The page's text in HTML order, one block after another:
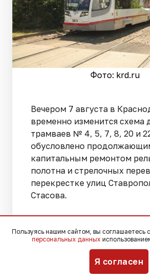
Фото: krd.ru
Вечером 7 августа в
временно изменится схема
трамваев № 4, 5, 7, 8, 20 и
обусловлено
капитальным ремонтом
полотна и стрелочных
перекрестке улиц
Стасова.
Индустриальная» (№ 4)
рейсы стартуют из
микрорайона в 22:09, а с
Индустриальной — в 21:05,
Пользуясь нашим сайтом, вы соглашаетесь с
персональных данных
Я согласен